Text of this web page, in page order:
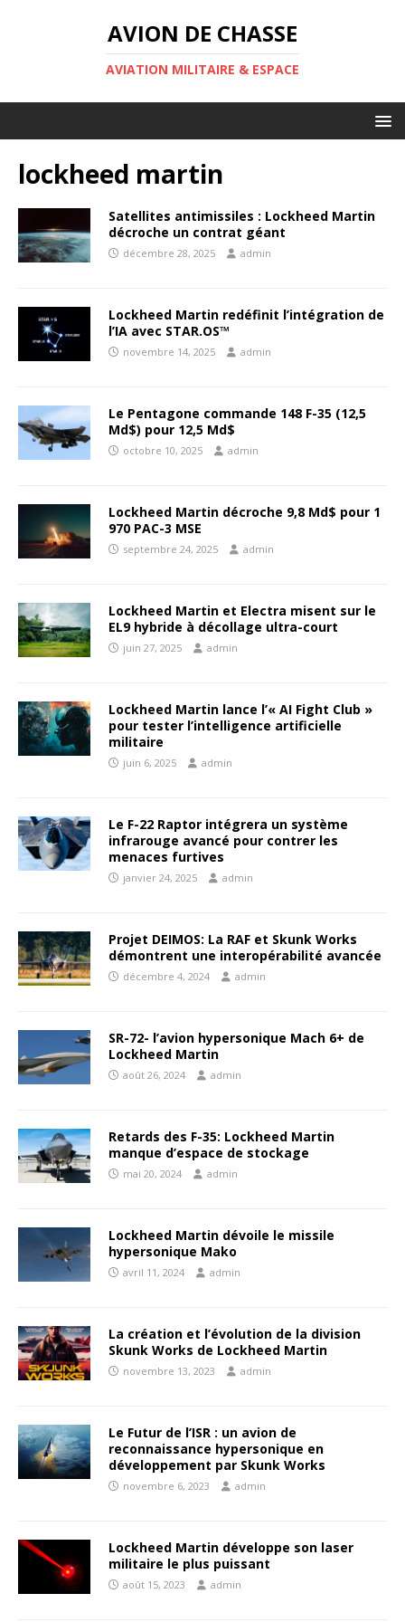
AVION DE CHASSE
AVIATION MILITAIRE & ESPACE
lockheed martin
Satellites antimissiles : Lockheed Martin
décroche un contrat géant
décembre 28, 2025 admin
Lockheed Martin redéfinit l’intégration de
l’IA avec STAR.OS™
novembre 14, 2025 admin
Le Pentagone commande 148 F-35 (12,5
Md$) pour 12,5 Md$
octobre 10, 2025 admin
Lockheed Martin décroche 9,8 Md$ pour 1
970 PAC-3 MSE
septembre 24, 2025 admin
Lockheed Martin et Electra misent sur le
EL9 hybride à décollage ultra-court
juin 27, 2025 admin
Lockheed Martin lance l’« AI Fight Club »
pour tester l’intelligence artificielle
militaire
juin 6, 2025 admin
Le F-22 Raptor intégrera un système
infrarouge avancé pour contrer les
menaces furtives
janvier 24, 2025 admin
Projet DEIMOS: La RAF et Skunk Works
démontrent une interopérabilité avancée
décembre 4, 2024 admin
SR-72- l’avion hypersonique Mach 6+ de
Lockheed Martin
août 26, 2024 admin
Retards des F-35: Lockheed Martin
manque d’espace de stockage
mai 20, 2024 admin
Lockheed Martin dévoile le missile
hypersonique Mako
avril 11, 2024 admin
La création et l’évolution de la division
Skunk Works de Lockheed Martin
novembre 13, 2023 admin
Le Futur de l’ISR : un avion de
reconnaissance hypersonique en
développement par Skunk Works
novembre 6, 2023 admin
Lockheed Martin développe son laser
militaire le plus puissant
août 15, 2023 admin